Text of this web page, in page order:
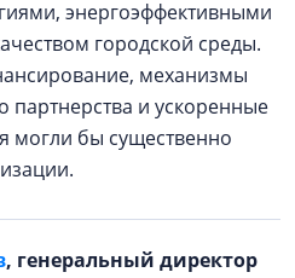
энергоэффективными
городской среды.
механизмы
партнерства и ускоренные
могли бы существенно
, генеральный директор